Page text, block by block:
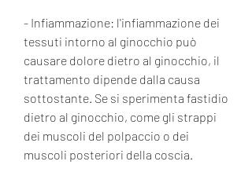
- Infiammazione: l'infiammazione dei
tessuti intorno al ginocchio può
causare dolore dietro al ginocchio, il
trattamento dipende dalla causa
sottostante. Se si sperimenta fastidio
dietro al ginocchio, come gli strappi
dei muscoli del polpaccio o dei
muscoli posteriori della coscia.